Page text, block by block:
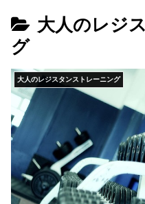
大人のレジ
グ
大人のレジスタンストレーニング